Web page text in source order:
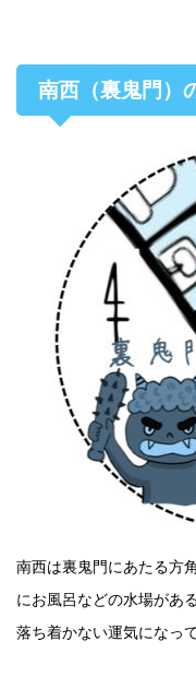
南西（裏鬼門）
南西は裏鬼門にあたる方
にお風呂などの水場があ
落ち着かない運気になっ